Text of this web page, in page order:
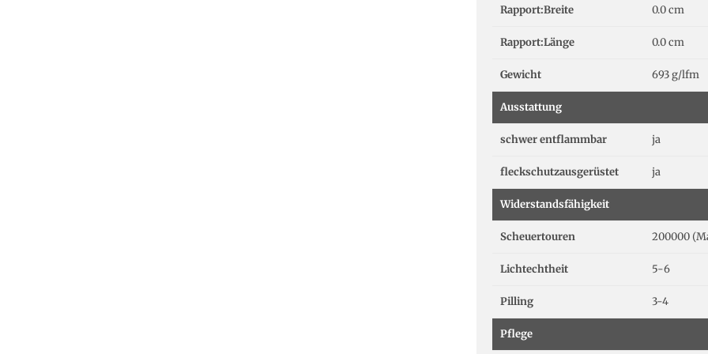
Rapport:Breite 0.0 cm
Rapport:Länge 0.0 cm
Gewicht 693 g/lfm
Ausstattung
schwer entflammbar ja
fleckschutzausgerüstet ja
Widerstandsfähigkeit
Scheuertouren 200000
Lichtechtheit 5-6
Pilling 3-4
Pflege